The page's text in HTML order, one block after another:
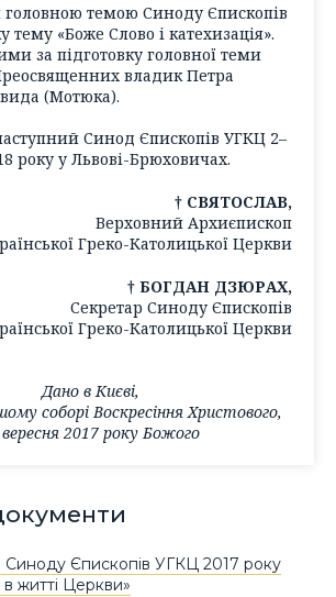
головною темою Синоду Єпископів
тему «Боже Слово і катехизація».
за підготовку головної теми
владик Петра
(Мотюка).
Синод Єпископів УГКЦ 2–
року у Львові-Брюховичах.
† СВЯТОСЛАВ,
Верховний Архиєпископ
Греко-Католицької Церкви
† БОГДАН ДЗЮРАХ,
Секретар Синоду Єпископів
Греко-Католицької Церкви
Дано в Києві,
соборі Воскресіння Христового,
2017 року Божого
Синоду Єпископів УГКЦ 2017 року
житті Церкви»